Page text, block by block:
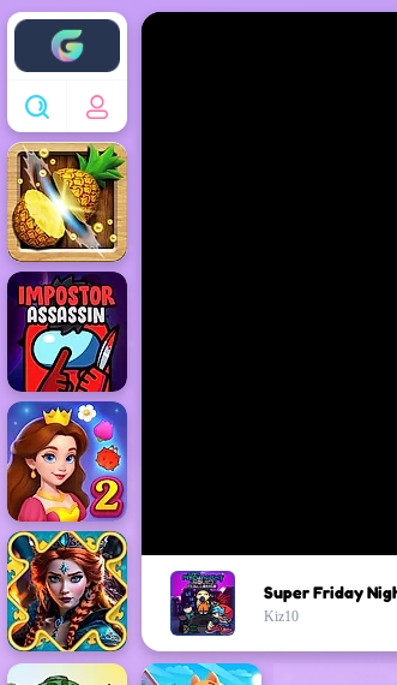
Enjoy4fun
Super Friday
Kiz10